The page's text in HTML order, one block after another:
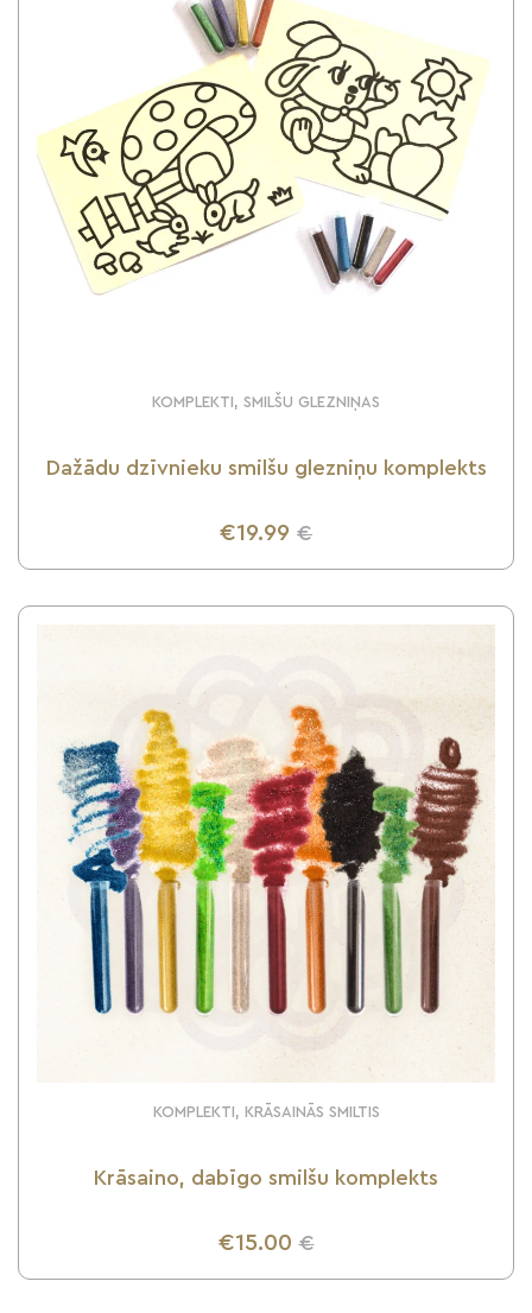
KOMPLEKTI, SMILŠU GLEZNIŅAS
Dažādu dzīvnieku smilšu glezniņu komplekts
€19.99 €
UZZINI VAIRĀK
KOMPLEKTI, KRĀSAINĀS SMILTIS
Krāsaino, dabīgo smilšu komplekts
€15.00 €
UZZINI VAIRĀK